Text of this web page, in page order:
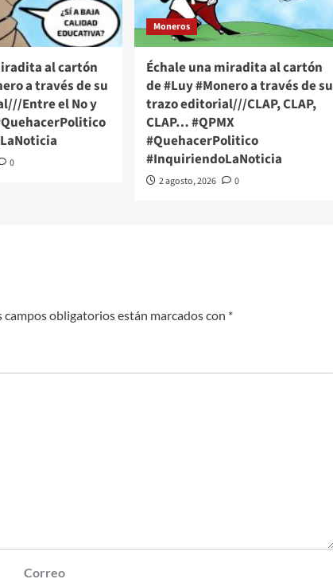
al cartón
a través de su
Entre el No y
0
Moneros
Échale una miradita al cartón
de #Luy #Monero a través de su
trazo editorial///CLAP, CLAP,
CLAP… #QPMX
#QuehacerPolitico
#InquiriendoLaNoticia
2 agosto, 2026 0
campos obligatorios están marcados con *
Correo